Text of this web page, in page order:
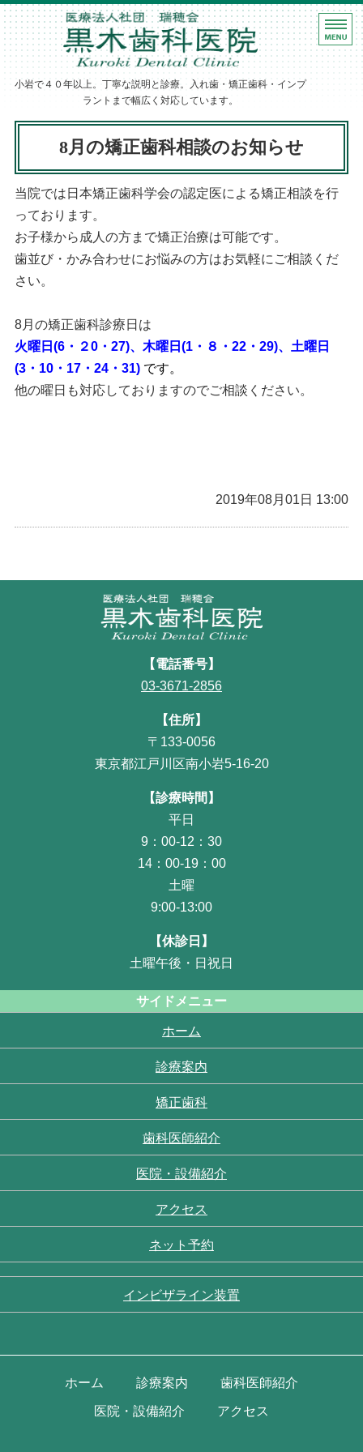
黒木歯科医院｜
小岩で４０年以上。丁寧な説明と診療。入れ歯・矯正歯科・インプ
ラントまで幅広く対応しています。
ホーム
診療案内
歯科医師紹介
アクセス
8月の矯正歯科相談のお知らせ
当院では日本矯正歯科学会の認定医による矯正相談を行
っております。
お子様から成人の方まで矯正治療は可能です。
歯並び・かみ合わせにお悩みの方はお気軽にご相談くだ
さい。
8月の矯正歯科診療日は
火曜日(6・２0・27)、木曜日(1・８・22・29)、土曜日
(3・10・17・24・31) です。
他の曜日も対応しておりますのでご相談ください。
2019年08月01日 13:00
【電話番号】
03-3671-2856
【住所】
〒133-0056
東京都江戸川区南小岩5-16-20
【診療時間】
平日
9：00-12：30
14：00-19：00
土曜
9:00-13:00
【休診日】
土曜午後・日祝日
サイドメニュー
ホーム
診療案内
矯正歯科
歯科医師紹介
医院・設備紹介
アクセス
ネット予約
インビザライン装置
ホーム 診療案内 歯科医師紹介
医院・設備紹介 アクセス